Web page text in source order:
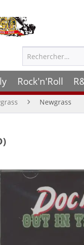
Rock'n'Roll
Newgrass